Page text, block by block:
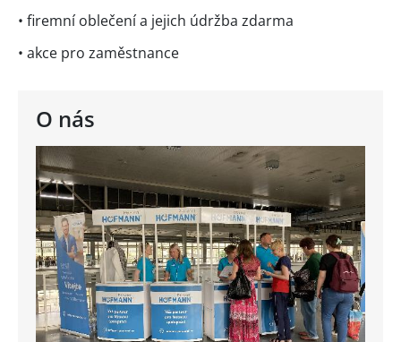
O nás
• firemní oblečení a jejich údržba zdarma
• akce pro zaměstnance